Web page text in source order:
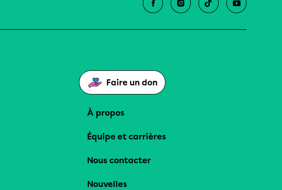
Faire un don
À propos
Équipe et carrières
Nous contacter
Nouvelles